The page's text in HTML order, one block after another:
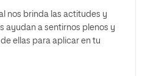
nos brinda las actitudes y
ayudan a sentirnos plenos y
ellas para aplicar en tu